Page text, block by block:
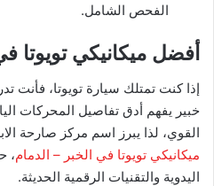
الفحص الشامل.
أفضل ميكانيكي تويوتا
إذا كنت تمتلك سيارة تويوتا، فأنت
خبير يفهم أدق تفاصيل المحركات
القوي، لذا يبرز اسم مركز صارحة
ميكانيكي تويوتا في الخبر – الدمام،
اليدوية والتقنيات الرقمية الحديثة.